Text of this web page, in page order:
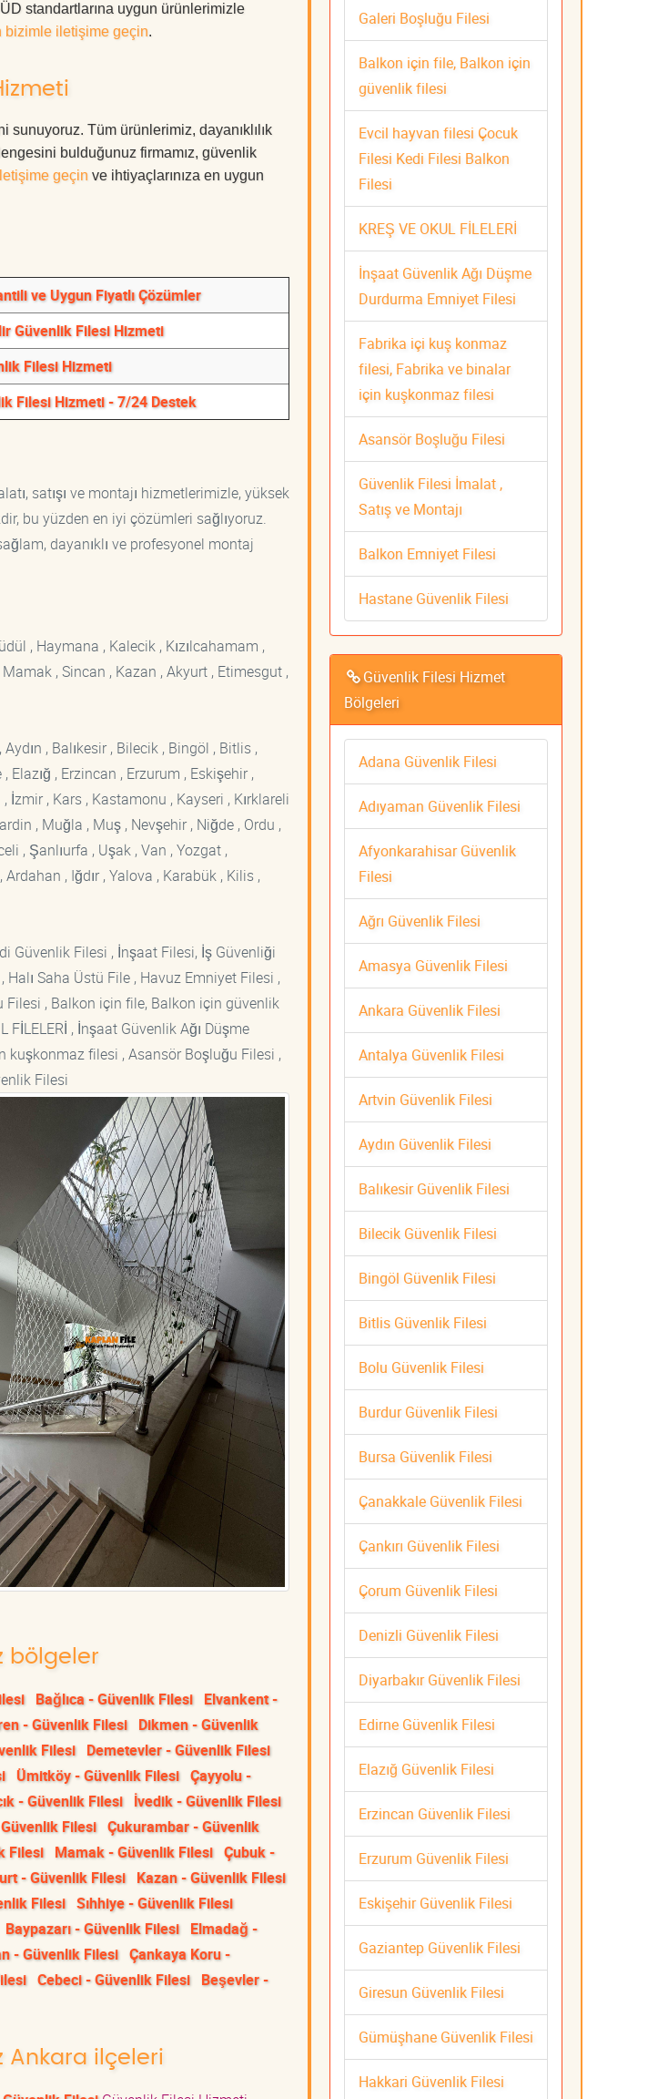
standartlarına uygun ürünlerimizle
bizimle iletişime geçin.
Tüm ürünlerimiz, dayanıklılık
bulduğunuz firmamız, güvenlik
geçin ve ihtiyaçlarınıza en uygun
ve Uygun Fiyatlı Çözümler
Güvenlik Filesi Hizmeti
Filesi Hizmeti
Filesi Hizmeti - 7/24 Destek
satışı ve montajı hizmetlerimizle, yüksek
bu yüzden en iyi çözümleri sağlıyoruz.
dayanıklı ve profesyonel montaj
, Haymana , Kalecik , Kızılcahamam ,
, Sincan , Kazan , Akyurt , Etimesgut ,
, Balıkesir , Bilecik , Bingöl , Bitlis ,
Elazığ , Erzincan , Erzurum , Eskişehir ,
, Kars , Kastamonu , Kayseri , Kırklareli
, Muğla , Muş , Nevşehir , Niğde , Ordu ,
, Şanlıurfa , Uşak , Van , Yozgat ,
, Iğdır , Yalova , Karabük , Kilis ,
Güvenlik Filesi , İnşaat Filesi, İş Güvenliği
Saha Üstü File , Havuz Emniyet Filesi ,
Filesi , Balkon için file, Balkon için güvenlik
, İnşaat Güvenlik Ağı Düşme
filesi , Asansör Boşluğu Filesi ,
Filesi
bölgeler
Bağlıca - Güvenlik Filesi Elvankent -
- Güvenlik Filesi Dikmen - Güvenlik
Filesi Demetevler - Güvenlik Filesi
Ümitköy - Güvenlik Filesi Çayyolu -
- Güvenlik Filesi İvedik - Güvenlik Filesi
Filesi Çukurambar - Güvenlik
Filesi Mamak - Güvenlik Filesi Çubuk -
- Güvenlik Filesi Kazan - Güvenlik Filesi
Filesi Sıhhiye - Güvenlik Filesi
Baypazarı - Güvenlik Filesi Elmadağ -
- Güvenlik Filesi Çankaya Koru -
Cebeci - Güvenlik Filesi Beşevler -
Ankara ilçeleri
Galeri Boşluğu Filesi
Balkon için file, Balkon için
güvenlik filesi
Evcil hayvan filesi Çocuk
Filesi Kedi Filesi Balkon
Filesi
KREŞ VE OKUL FİLELERİ
İnşaat Güvenlik Ağı Düşme
Durdurma Emniyet Filesi
Fabrika içi kuş konmaz
filesi, Fabrika ve binalar
için kuşkonmaz filesi
Asansör Boşluğu Filesi
Güvenlik Filesi İmalat ,
Satış ve Montajı
Balkon Emniyet Filesi
Hastane Güvenlik Filesi
Güvenlik Filesi Hizmet
Bölgeleri
Adana Güvenlik Filesi
Adıyaman Güvenlik Filesi
Afyonkarahisar Güvenlik
Filesi
Ağrı Güvenlik Filesi
Amasya Güvenlik Filesi
Ankara Güvenlik Filesi
Antalya Güvenlik Filesi
Artvin Güvenlik Filesi
Aydın Güvenlik Filesi
Balıkesir Güvenlik Filesi
Bilecik Güvenlik Filesi
Bingöl Güvenlik Filesi
Bitlis Güvenlik Filesi
Bolu Güvenlik Filesi
Burdur Güvenlik Filesi
Bursa Güvenlik Filesi
Çanakkale Güvenlik Filesi
Çankırı Güvenlik Filesi
Çorum Güvenlik Filesi
Denizli Güvenlik Filesi
Diyarbakır Güvenlik Filesi
Edirne Güvenlik Filesi
Elazığ Güvenlik Filesi
Erzincan Güvenlik Filesi
Erzurum Güvenlik Filesi
Eskişehir Güvenlik Filesi
Gaziantep Güvenlik Filesi
Giresun Güvenlik Filesi
Gümüşhane Güvenlik Filesi
Hakkari Güvenlik Filesi